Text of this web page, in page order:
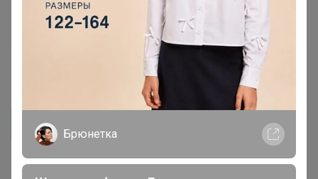
Селена
Золотой организатор
Селена, Добрый вечер! Заказ включен в счёт, в
условиях: "Способы оплатыПрямая ОПЛАТА КАРТОЙ
не могу в этот раз, к сожалению
Брюнетка